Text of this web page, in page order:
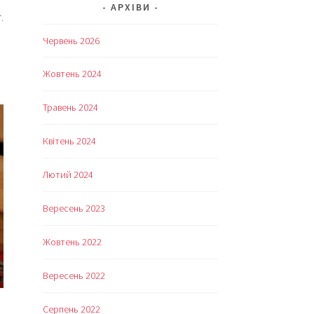
АРХІВИ
Червень 2026
Жовтень 2024
Травень 2024
Квітень 2024
Лютий 2024
Вересень 2023
Жовтень 2022
Вересень 2022
Серпень 2022